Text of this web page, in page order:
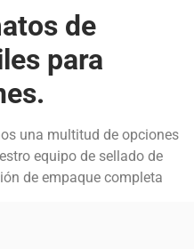
de
para
una multitud de opciones
equipo de sellado de
de empaque completa